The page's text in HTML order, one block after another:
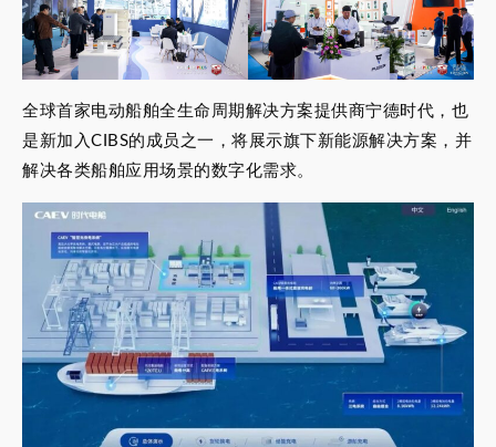
全球首家电动船舶全生命周期解决方案提供商宁德时代，也
是新加入CIBS的成员之一，将展示旗下新能源解决方案，并
解决各类船舶应用场景的数字化需求。